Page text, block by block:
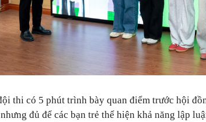
thi có 5 phút trình bày quan điểm trước hội
đủ để các bạn trẻ thể hiện khả năng lập